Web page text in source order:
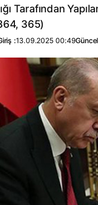
Tarafından
365)
:13.09.2025 00:49